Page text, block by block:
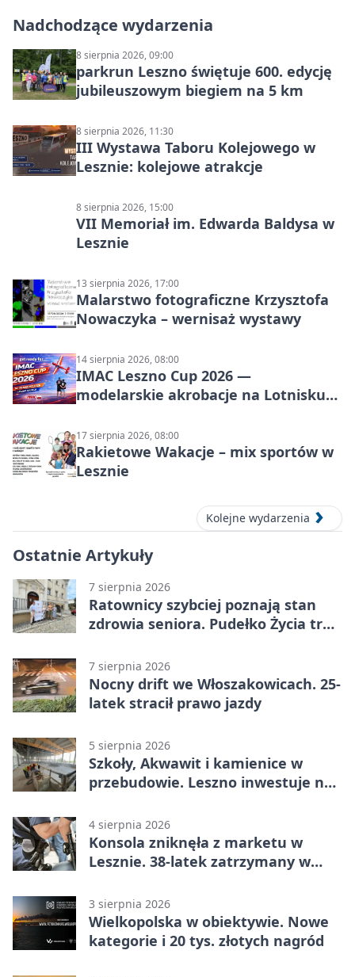
Nadchodzące wydarzenia
8 sierpnia 2026, 09:00
parkrun Leszno świętuje 600. edycję
jubileuszowym biegiem na 5 km
8 sierpnia 2026, 11:30
III Wystawa Taboru Kolejowego w
Lesznie: kolejowe atrakcje
8 sierpnia 2026, 15:00
VII Memoriał im. Edwarda Baldysa w
Lesznie
13 sierpnia 2026, 17:00
Malarstwo fotograficzne Krzysztofa
Nowaczyka – wernisaż wystawy
14 sierpnia 2026, 08:00
IMAC Leszno Cup 2026 —
modelarskie akrobacje na Lotnisku
17 sierpnia 2026, 08:00
Rakietowe Wakacje – mix sportów w
Lesznie
Kolejne wydarzenia
Ostatnie Artykuły
7 sierpnia 2026
Ratownicy szybciej poznają stan
zdrowia seniora. Pudełko Życia trafi
7 sierpnia 2026
Nocny drift we Włoszakowicach. 25-
latek stracił prawo jazdy
5 sierpnia 2026
Szkoły, Akwawit i kamienice w
przebudowie. Leszno inwestuje na
4 sierpnia 2026
Konsola zniknęła z marketu w
Lesznie. 38-latek zatrzymany w
3 sierpnia 2026
Wielkopolska w obiektywie. Nowe
kategorie i 20 tys. złotych nagród